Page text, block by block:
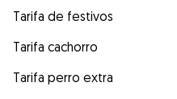
Tarifa de festivos
Tarifa cachorro
Tarifa perro extra